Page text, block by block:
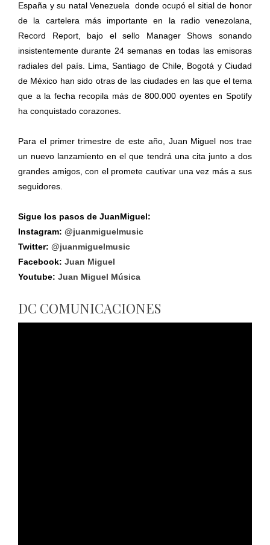
España y su natal Venezuela donde ocupó el sitial de honor
de la cartelera más importante en la radio venezolana,
Record Report, bajo el sello Manager Shows sonando
insistentemente durante 24 semanas en todas las emisoras
radiales del país. Lima, Santiago de Chile, Bogotá y Ciudad
de México han sido otras de las ciudades en las que el tema
que a la fecha recopila más de 800.000 oyentes en Spotify
ha conquistado corazones.
Para el primer trimestre de este año, Juan Miguel nos trae
un nuevo lanzamiento en el que tendrá una cita junto a dos
grandes amigos, con el promete cautivar una vez más a sus
seguidores.
Sigue los pasos de JuanMiguel:
Instagram: @juanmiguelmusic
Twitter: @juanmiguelmusic
Facebook: Juan Miguel
Youtube: Juan Miguel Música
DC COMUNICACIONES